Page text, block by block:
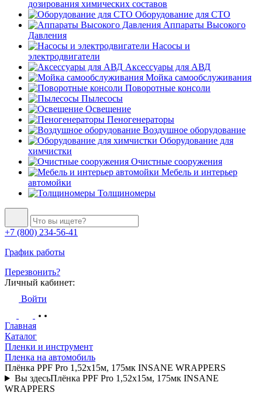
дозирования химических составов
Оборудование для СТО
Аппараты Высокого
Давления
Насосы и
электродвигатели
Аксессуары для АВД
Мойка самообслуживания
Поворотные консоли
Пылесосы
Освещение
Пеногенераторы
Воздушное оборудование
Оборудование для
химчистки
Очистные сооружения
Мебель и интерьер
автомойки
Толщиномеры
+7 (800) 234-56-41
График работы
Перезвонить?
Личный кабинет:
Войти
Главная
Каталог
Пленки и инструмент
Пленка на автомобиль
Плёнка PPF Pro 1,52x15м, 175мк INSANE WRAPPERS
Вы здесьПлёнка PPF Pro 1,52x15м, 175мк INSANE
WRAPPERS